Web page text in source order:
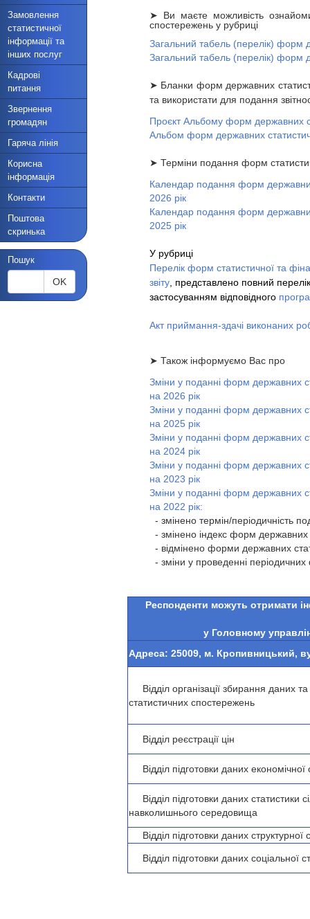
Замовлення
статистичної
інформації та
інших послуг
Кадрові
питання
Звернення
громадян
Гаряча лінія
Корисна
інформація
Контакти
Поштова
скринька
Пошук
OK
➤ Ви маєте можливість
спостережень у рубриці
Загальний табель (перелік) форм
Загальний табель (перелік) форм
➤ Бланки форм державних
та використати для подання
Проєкт Альбому форм державних
Альбом форм державних
➤ Терміни подання форм
Календар подання форм державних
2026 рік
Календар подання форм державних
2025 рік
У рубриці
Перелік форм статистичної та
звіту, представлено повний
застосуванням відповідного
Акт приймання-здачі виконаних
➤ Також інформуємо Вас про
Зміни у поданні форм державних
на 2026 рік
Зміни у поданні форм державних
на 2025 рік
Зміни у поданні форм державних
на 2024 рік
Зміни у поданні форм державних
на 2023 рік
Зміни у поданні форм державних
на 2022 рік:
- змінено термін/періодичність
- змінено індекс форм державних
- відмінено форми державних
- зміни у проведенні
Респонденти можуть отримати
у Головному
Адреса: 25009, м. Кропивницький,
Відділ організації збирання даних
статистичних спостережень
Відділ реєстрації цін
Відділ підготовки даних економічної
Відділ підготовки даних статистики
навколишнього середовища
Відділ підготовки даних структурної
Відділ підготовки даних соціальної